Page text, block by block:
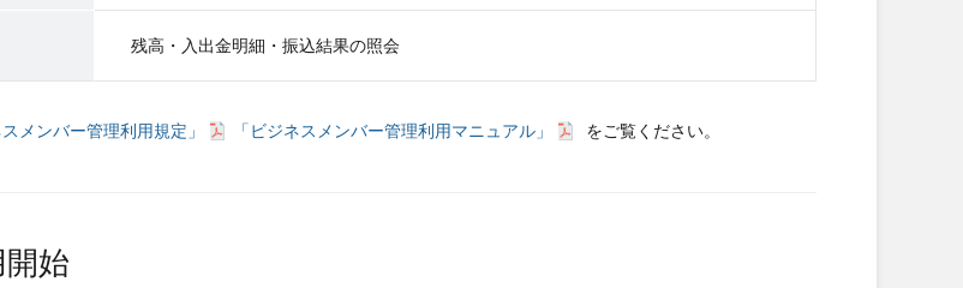
残高・入出金明細・振込結果の照会
スメンバー管理利用規定」 「ビジネスメンバー管理利用マニュアル」 をご覧ください。
始